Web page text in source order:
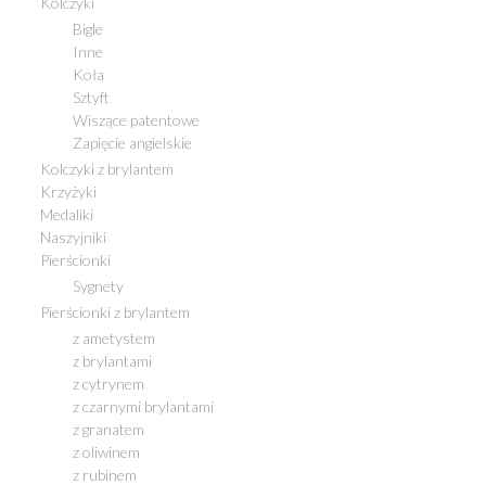
Bigle
Inne
Koła
Sztyft
Wiszące patentowe
Zapięcie angielskie
Kolczyki z brylantem
Krzyżyki
Medaliki
Naszyjniki
Pierścionki
Sygnety
Pierścionki z brylantem
z ametystem
z brylantami
z cytrynem
z czarnymi brylantami
z granatem
z oliwinem
z rubinem